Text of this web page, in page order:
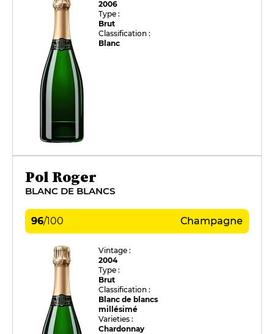
2006
Type :
Brut
Classification :
Blanc
Pol Roger
BLANC DE BLANCS
96/100 Champagne
Vintage :
2004
Type :
Brut
Classification :
Blanc de blancs
millésimé
Varieties :
Chardonnay